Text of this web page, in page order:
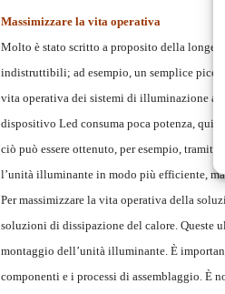
Massimizzare la vita operativa
Molto è stato scritto a proposito della
indistruttibili; ad esempio, un semplice
vita operativa dei sistemi di illuminazione a
dispositivo Led consuma poca potenza,
ciò può essere ottenuto, per esempio,
l’unità illuminante in modo più efficiente,
Per massimizzare la vita operativa della
soluzioni di dissipazione del calore. Queste
montaggio dell’unità illuminante. È
componenti e i processi di assemblaggio. È